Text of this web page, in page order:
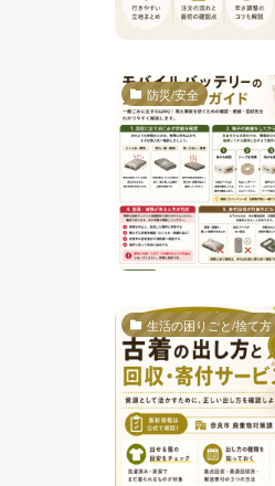
防災/安全
生活の困りごと/捨て方